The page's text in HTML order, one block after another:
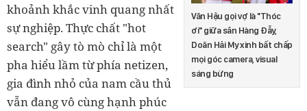
Văn Hậu gọi vợ là "Thóc
ơi" giữa sân Hàng Đẫy,
Doãn Hải My xinh bất chấp
mọi góc camera, visual
sáng bừng
khoảnh khắc vinh quang nhất
sự nghiệp. Thực chất "hot
search" gây tò mò chỉ là một
pha hiểu lầm từ phía netizen,
gia đình nhỏ của nam cầu thủ
vẫn đang vô cùng hạnh phúc